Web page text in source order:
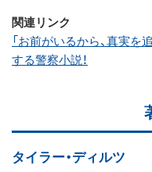
関連リンク
「お前がいるから、真実
する警察小説！
タイラー・ディルツ